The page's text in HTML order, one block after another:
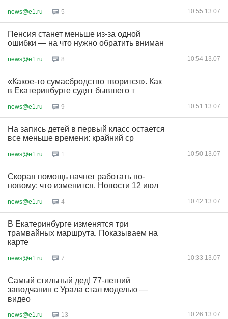
news@e1.ru 5 10:55 13.07
Пенсия станет меньше из-за одной
ошибки — на что нужно обратить вниман
news@e1.ru 8 10:54 13.07
«Какое-то сумасбродство творится». Как
в Екатеринбурге судят бывшего т
news@e1.ru 9 10:51 13.07
На запись детей в первый класс остается
все меньше времени: крайний ср
news@e1.ru 1 10:50 13.07
Скорая помощь начнет работать по-
новому: что изменится. Новости 12 июл
news@e1.ru 4 10:42 13.07
В Екатеринбурге изменятся три
трамвайных маршрута. Показываем на
карте
news@e1.ru 7 10:33 13.07
Самый стильный дед! 77-летний
заводчанин с Урала стал моделью —
видео
news@e1.ru 13 10:26 13.07